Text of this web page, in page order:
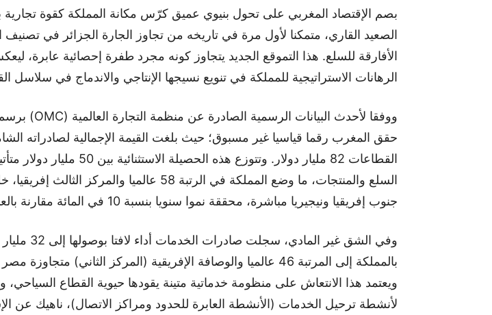
بصم الإقتصاد المغربي على تحول بنيوي عميق كرّس مكانة المملكة كقوة تجارية
الصعيد القاري، متمكنا لأول مرة في تاريخه من تجاوز الجارة الجزائر في
الأفارقة للسلع. هذا التموقع الجديد يتجاوز كونه مجرد طفرة إحصائية عابرة،
الرهانات الاستراتيجية للمملكة في تنويع نسيجها الإنتاجي والاندماج في سلاسل
حقق المغرب رقما قياسيا غير مسبوق؛ حيث بلغت القيمة الإجمالية لصادراته
القطاعات 82 مليار دولار. وتتوزع هذه الحصيلة
السلع والمنتجات، ما وضع المملكة في الرتبة 58 عالميا والمركز
جنوب إفريقيا ونيجيريا مباشرة، محققة نموا سنويا بنسبة 10 في المائة مقارنة بالعام الماضي.
وفي الشق غير المادي،
بالمملكة إلى المرتبة 46 عالميا والوصافة الإفريقية (المركز الثاني)
ويعتمد هذا الانتعاش على منظومة خدماتية متينة يقودها حيوية القطاع السياحي،
لأنشطة ترحيل الخدمات (الأنشطة العابرة للحدود ومراكز الاتصال)، ناهيك عن